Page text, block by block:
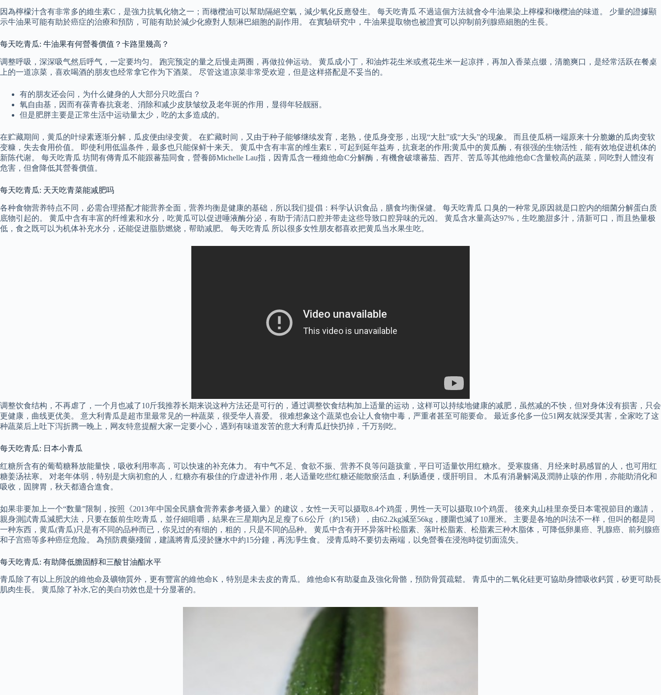
因為檸檬汁含有非常多的維生素C，是強力抗氧化物之一；而橄欖油可以幫助隔絕空氣，減少氧化反應發生。 每天吃青瓜 不過這個方法就會令牛油果染上檸檬和橄欖油的味道。 少量的證據顯
示牛油果可能有助於癌症的治療和預防，可能有助於減少化療對人類淋巴細胞的副作用。 在實驗研究中，牛油果提取物也被證實可以抑制前列腺癌細胞的生長。
每天吃青瓜: 牛油果有何營養價值？卡路里幾高？
调整呼吸，深深吸气然后呼气，一定要均匀。 跑完预定的量之后慢走两圈，再做拉伸运动。 黄瓜成小丁，和油炸花生米或煮花生米一起凉拌，再加入香菜点缀，清脆爽口，是经常活跃在餐桌
上的一道凉菜，喜欢喝酒的朋友也经常拿它作为下酒菜。 尽管这道凉菜非常受欢迎，但是这样搭配是不妥当的。
有的朋友还会问，为什么健身的人大部分只吃蛋白？
氧自由基，因而有葆青春抗衰老、消除和减少皮肤皱纹及老年斑的作用，显得年轻靓丽。
但是肥胖主要是正常生活中运动量太少，吃的太多造成的。
在贮藏期间，黄瓜的叶绿素逐渐分解，瓜皮便由绿变黄。 在贮藏时间，又由于种子能够继续发育，老熟，使瓜身变形，出现“大肚”或“大头”的现象。 而且使瓜柄一端原来十分脆嫩的瓜肉变软
变糠，失去食用价值。 即使利用低温条件，最多也只能保鲜十来天。 黄瓜中含有丰富的维生素E，可起到延年益寿，抗衰老的作用;黄瓜中的黄瓜酶，有很强的生物活性，能有效地促进机体的
新陈代谢。 每天吃青瓜 坊間有傳青瓜不能跟蕃茄同食，營養師Michelle Lau指，因青瓜含一種維他命C分解酶，有機會破壞蕃茄、西芹、苦瓜等其他維他命C含量較高的蔬菜，同吃對人體沒有
危害，但會降低其營養價值。
每天吃青瓜: 天天吃青菜能减肥吗
各种食物营养特点不同，必需合理搭配才能营养全面，营养均衡是健康的基础，所以我们提倡：科学认识食品，膳食均衡保健。 每天吃青瓜 口臭的一种常见原因就是口腔内的细菌分解蛋白质
底物引起的。 黄瓜中含有丰富的纤维素和水分，吃黄瓜可以促进唾液酶分泌，有助于清洁口腔并带走这些导致口腔异味的元凶。 黄瓜含水量高达97%，生吃脆甜多汁，清新可口，而且热量极
低，食之既可以为机体补充水分，还能促进脂肪燃烧，帮助减肥。 每天吃青瓜 所以很多女性朋友都喜欢把黄瓜当水果生吃。
调整饮食结构，不再虐了，一个月也减了10斤我推荐长期来说这种方法还是可行的，通过调整饮食结构加上适量的运动，这样可以持续地健康的减肥，虽然减的不快，但对身体没有损害，只会
更健康，曲线更优美。 意大利青瓜是超市里最常见的一种蔬菜，很受华人喜爱。 很难想象这个蔬菜也会让人食物中毒，严重者甚至可能要命。 最近多伦多一位51网友就深受其害，全家吃了这
种蔬菜后上吐下泻折腾一晚上，网友特意提醒大家一定要小心，遇到有味道发苦的意大利青瓜赶快扔掉，千万别吃。
每天吃青瓜: 日本小青瓜
红糖所含有的葡萄糖释放能量快，吸收利用率高，可以快速的补充体力。 有中气不足、食欲不振、营养不良等问题孩童，平日可适量饮用红糖水。 受寒腹痛、月经来时易感冒的人，也可用红
糖姜汤祛寒。 对老年体弱，特别是大病初愈的人，红糖亦有极佳的疗虚进补作用，老人适量吃些红糖还能散瘀活血，利肠通便，缓肝明目。 木瓜有消暑解渴及潤肺止咳的作用，亦能助消化和
吸收，固脾胃，秋天都適合進食。
如果非要加上一个“数量”限制，按照《2013年中国全民膳食营养素参考摄入量》的建议，女性一天可以摄取8.4个鸡蛋，男性一天可以摄取10个鸡蛋。 後來丸山桂里奈受日本電視節目的邀請，
親身測試青瓜減肥大法，只要在飯前生吃青瓜，並仔細咀嚼，結果在三星期內足足瘦了6.6公斤（約15磅），由62.2kg減至56kg，腰圍也減了10厘米。 主要是各地的叫法不一样，但叫的都是同
一种东西，黄瓜(青瓜)只是有不同的品种而已，你见过的有细的，粗的，只是不同的品种。 黄瓜中含有开环异落叶松脂素、落叶松脂素、松脂素三种木脂体，可降低卵巢癌、乳腺癌、前列腺癌
和子宫癌等多种癌症危险。 為預防農藥殘留，建議將青瓜浸於鹽水中約15分鐘，再洗凈生食。 浸青瓜時不要切去兩端，以免營養在浸泡時從切面流失。
每天吃青瓜: 有助降低膽固醇和三酸甘油酯水平
青瓜除了有以上所說的維他命及礦物質外，更有豐富的維他命K，特別是未去皮的青瓜。 維他命K有助凝血及強化骨骼，預防骨質疏鬆。 青瓜中的二氧化硅更可協助身體吸收鈣質，矽更可助長
肌肉生長。 黄瓜除了补水,它的美白功效也是十分显著的。